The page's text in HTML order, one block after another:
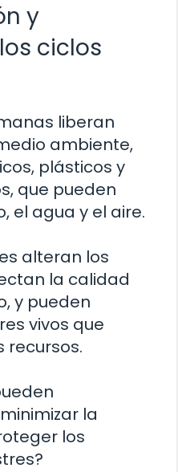
y
ciclos
liberan
ambiente,
plásticos y
que pueden
el agua y el aire.
alteran los
la calidad
y pueden
vivos que
recursos.
la
los